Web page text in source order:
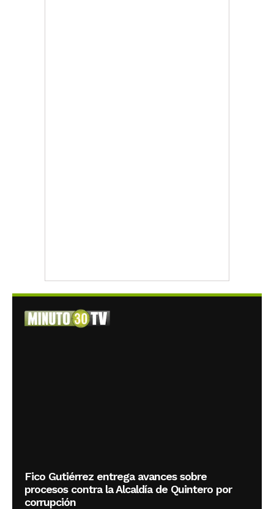
Fico Gutiérrez entrega avances sobre
procesos contra la Alcaldía de Quintero por
corrupción